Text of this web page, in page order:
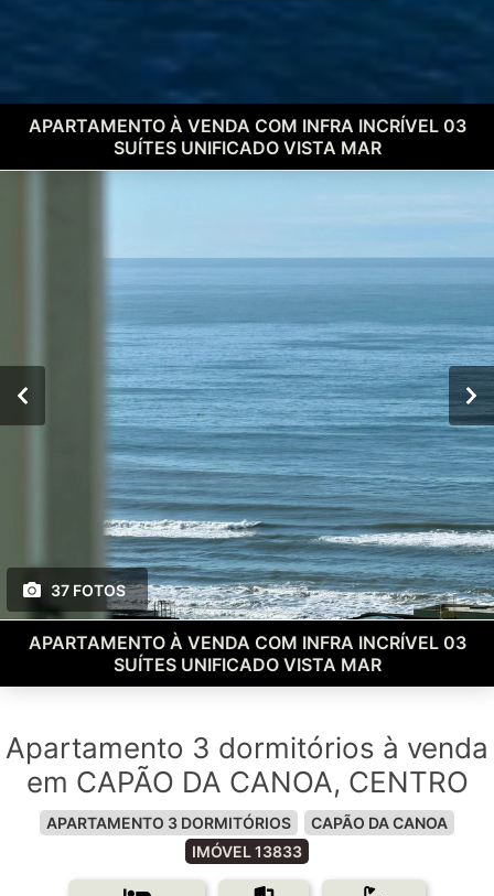
APARTAMENTO À VENDA COM INFRA INCRÍVEL 03
SUÍTES UNIFICADO VISTA MAR
37 FOTOS
APARTAMENTO À VENDA COM INFRA INCRÍVEL 03
SUÍTES UNIFICADO VISTA MAR
Apartamento 3 dormitórios à venda
em CAPÃO DA CANOA, CENTRO
APARTAMENTO 3 DORMITÓRIOS
CAPÃO DA CANOA
IMÓVEL 13833